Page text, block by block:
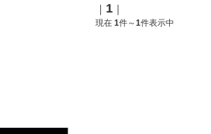
｜ 1 ｜
現在 1件～1件表示中